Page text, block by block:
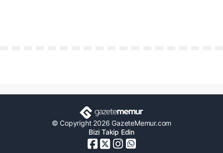
© Copyright 2026 GazeteMemur.com
Bizi Takip Edin